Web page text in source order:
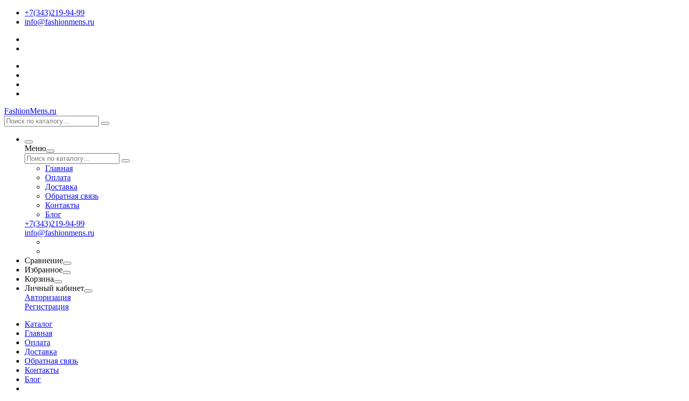
+7(343)219-94-99
info@fashionmens.ru
FashionMens.ru
Меню
Главная
Оплата
Доставка
Обратная связь
Контакты
Блог
+7(343)219-94-99
info@fashionmens.ru
Сравнение
Избранное
Корзина
Личный кабинет
Авторизация
Регистрация
Каталог
Главная
Оплата
Доставка
Обратная связь
Контакты
Блог